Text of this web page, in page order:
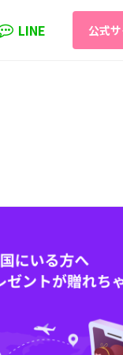
LINE 公式